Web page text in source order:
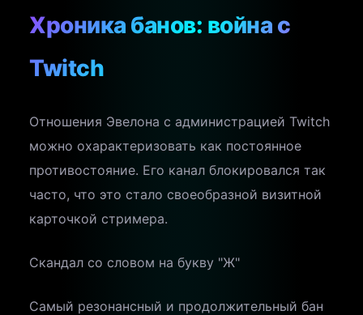
Хроника банов: война с
Twitch
Отношения Эвелона с администрацией Twitch
можно охарактеризовать как постоянное
противостояние. Его канал блокировался так
часто, что это стало своеобразной визитной
карточкой стримера.
Скандал со словом на букву "Ж"
Самый резонансный и продолжительный бан